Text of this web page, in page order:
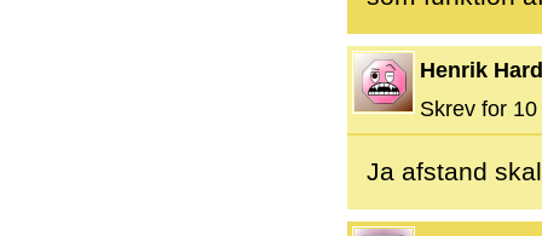
Henrik
Skrev for
Ja afstand